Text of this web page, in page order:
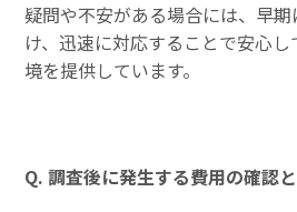
疑問や不安がある場合には、早
け、迅速に対応することで安心
境を提供しています。
Q. 調査後に発生する費用の確認